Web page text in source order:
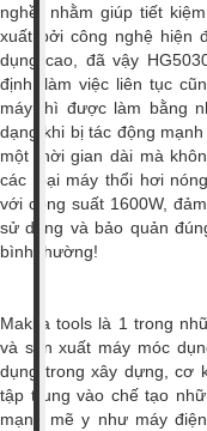
nghề, nhằm giúp tiết
xuất bởi công nghệ hiện
dụng cao, đã vậy
định, làm việc liên tục
máy thì được làm bằng
dạng khi bị tác động
một thời gian dài mà
các loại máy thổi hơi
với công suất 1600W,
sử dụng và bảo quản
bình thường!
Makita tools là 1 trong
và sản xuất máy móc
dụng trong xây dựng, cơ
tập trung vào chế tạo
mạnh mẽ y như máy